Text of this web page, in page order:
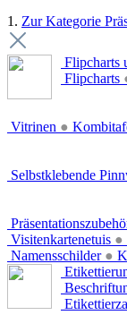
1. Zur Kategorie
Flipcharts
Flipcharts
Vitrinen ●
Selbstklebende
Visitenkartenetuis ●
Namensschilder ●